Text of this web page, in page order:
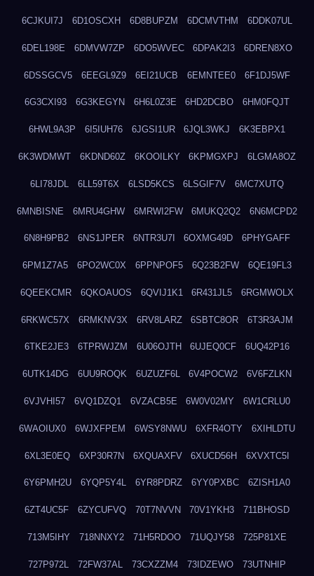
6CJKUI7J 6D1OSCXH 6D8BUPZM 6DCMVTHM 6DDK07UL
6DEL198E 6DMVW7ZP 6DO5WVEC 6DPAK2I3 6DREN8XO
6DSSGCV5 6EEGL9Z9 6EI21UCB 6EMNTEE0 6F1DJ5WF
6G3CXI93 6G3KEGYN 6H6L0Z3E 6HD2DCBO 6HM0FQJT
6HWL9A3P 6I5IUH76 6JGSI1UR 6JQL3WKJ 6K3EBPX1
6K3WDMWT 6KDND60Z 6KOOILKY 6KPMGXPJ 6LGMA8OZ
6LI78JDL 6LL59T6X 6LSD5KCS 6LSGIF7V 6MC7XUTQ
6MNBISNE 6MRU4GHW 6MRWI2FW 6MUKQ2Q2 6N6MCPD2
6N8H9PB2 6NS1JPER 6NTR3U7I 6OXMG49D 6PHYGAFF
6PM1Z7A5 6PO2WC0X 6PPNPOF5 6Q23B2FW 6QE19FL3
6QEEKCMR 6QKOAUOS 6QVIJ1K1 6R431JL5 6RGMWOLX
6RKWC57X 6RMKNV3X 6RV8LARZ 6SBTC8OR 6T3R3AJM
6TKE2JE3 6TPRWJZM 6U06OJTH 6UJEQ0CF 6UQ42P16
6UTK14DG 6UU9ROQK 6UZUZF6L 6V4POCW2 6V6FZLKN
6VJVHI57 6VQ1DZQ1 6VZACB5E 6W0V02MY 6W1CRLU0
6WAOIUX0 6WJXFPEM 6WSY8NWU 6XFR4OTY 6XIHLDTU
6XL3E0EQ 6XP30R7N 6XQUAXFV 6XUCD56H 6XVXTC5I
6Y6PMH2U 6YQP5Y4L 6YR8PDRZ 6YY0PXBC 6ZISH1A0
6ZT4UC5F 6ZYCUFVQ 70T7NVVN 70V1YKH3 711BHOSD
713M5IHY 718NNXY2 71H5RDOO 71UQJY58 725P81XE
727P972L 72FW37AL 73CXZZM4 73IDZEWO 73UTNHIP